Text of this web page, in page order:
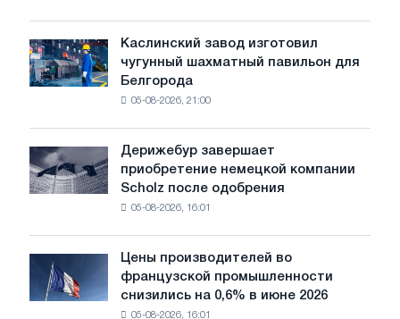
потрясениям:
Glencore
Каслинский
завод
изготовил
для
Белгорода
Каслинский завод изготовил
чугунный шахматный павильон для
Белгорода
05-08-2026, 21:00
Дерижебур
завершает
приобретение
после
одобрения
Дерижебур завершает
приобретение немецкой компании
Scholz после одобрения
05-08-2026, 16:01
Цены
производителей
во
Цены производителей во
французской промышленности
снизились на 0,6% в июне 2026
05-08-2026, 16:01